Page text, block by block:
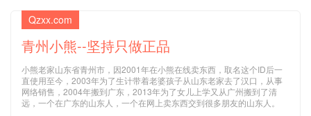
Qzxx.com
青州小熊--坚持只做正品
小熊老家山东省青州市，因2001年在小熊在线卖东西，取名这个ID后一
直使用至今，2003年为了生计带着老婆孩子从山东老家去了汉口，从事
网络销售，2004年搬到广东，2013年为了女儿上学又从广州搬到了清
远，一个在广东的山东人，一个在网上卖东西交到很多朋友的山东人。